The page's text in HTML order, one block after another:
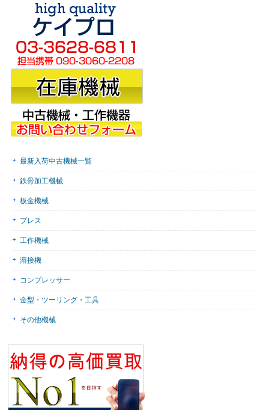
最新入荷中古機械一覧
鉄骨加工機械
板金機械
プレス
工作機械
溶接機
コンプレッサー
金型・ツーリング・工具
その他機械